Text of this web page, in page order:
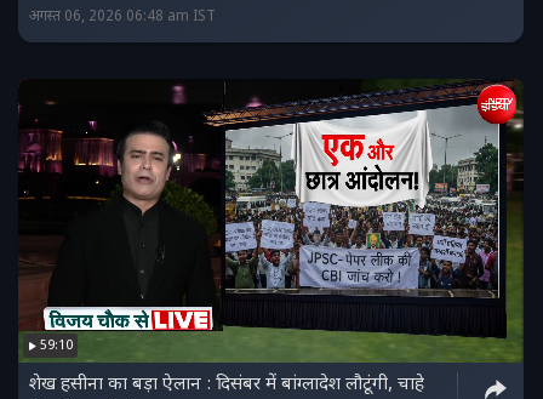
अगस्त 06, 2026 06:48 am IST
59:10
शेख हसीना का बड़ा ऐलान : दिसंबर में बांग्लादेश लौटूंगी, चाहे